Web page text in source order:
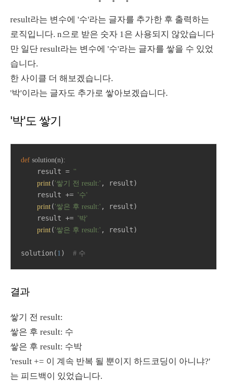
result라는 변수에 '수'라는 글자를 추가한 후 출력하는
로직입니다. n으로 받은 숫자 1은 사용되지 않았습니다
만 일단 result라는 변수에 '수'라는 글자를 쌓을 수 있었
습니다.
한 사이클 더 해보겠습니다.
'박'이라는 글자도 추가로 쌓아보겠습니다.
'박'도 쌓기
def solution(n):
    result =
''
print ('쌓기 전 result:' , result)
    result +=
'수'
print ('쌓은 후 result:' , result)
    result +=
'박'
print ('쌓은 후 result:' , result)
solution( 1 ) # 수
결과
쌓기 전 result:
쌓은 후 result: 수
쌓은 후 result: 수박
'result += 이 계속 반복 될 뿐이지 하드코딩이 아니냐?'
는 피드백이 있었습니다.